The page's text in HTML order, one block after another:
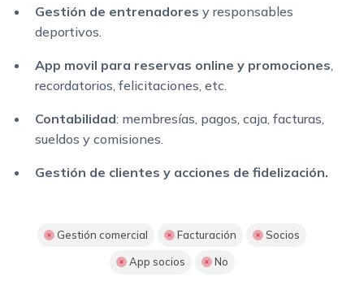
Gestión de entrenadores y responsables
deportivos.
App movil para reservas online y promociones
recordatorios, felicitaciones, etc.
Contabilidad: membresías, pagos, caja, facturas,
sueldos y comisiones.
Gestión de clientes y acciones de fidelización.
Gestión comercial Facturación Socios
App socios No